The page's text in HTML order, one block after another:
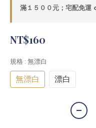
滿１５００元；宅配免
NT$160
規格 : 無漂白
無漂白 漂白